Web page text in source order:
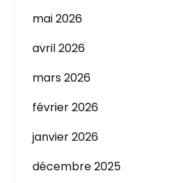
mai 2026
avril 2026
mars 2026
février 2026
janvier 2026
décembre 2025